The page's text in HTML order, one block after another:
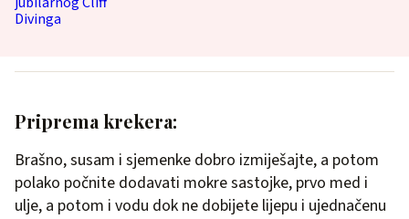
Priprema krekera:
Brašno, susam i sjemenke dobro izmiješajte, a potom
polako počnite dodavati mokre sastojke, prvo med i
ulje, a potom i vodu dok ne dobijete lijepu i ujednačenu